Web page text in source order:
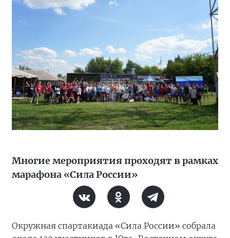
Многие мероприятия проходят в рамках
марафона «Сила России»
Окружная спартакиада «Сила России» собрала